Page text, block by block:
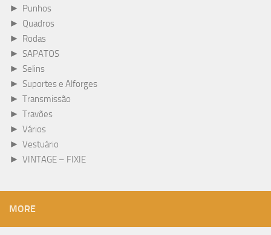
► Punhos
► Quadros
► Rodas
► SAPATOS
► Selins
► Suportes e Alforges
► Transmissão
► Travões
► Vários
► Vestuário
► VINTAGE – FIXIE
MORE